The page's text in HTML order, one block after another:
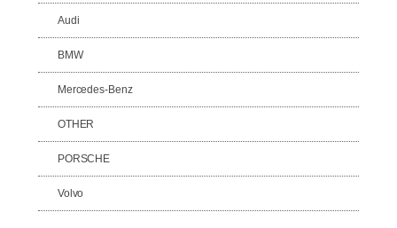
Audi
BMW
Mercedes-Benz
OTHER
PORSCHE
Volvo